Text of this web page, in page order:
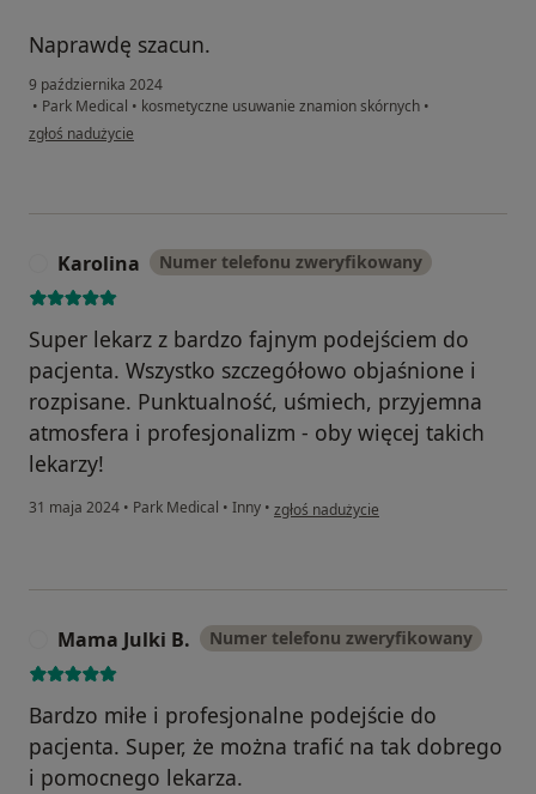
Naprawdę szacun.
9 października 2024
• Park Medical • kosmetyczne usuwanie znamion skórnych •
w opinii użytkownika Michał
zgłoś nadużycie
Karolina Numer telefonu zweryfikowany
Super lekarz z bardzo fajnym podejściem do
pacjenta. Wszystko szczegółowo objaśnione i
rozpisane. Punktualność, uśmiech, przyjemna
atmosfera i profesjonalizm - oby więcej takich
lekarzy!
31 maja 2024 • Park Medical • Inny • w opinii użytkownika Karolina
zgłoś nadużycie
Mama Julki B. Numer telefonu zweryfikowany
Bardzo miłe i profesjonalne podejście do
pacjenta. Super, że można trafić na tak dobrego
i pomocnego lekarza.